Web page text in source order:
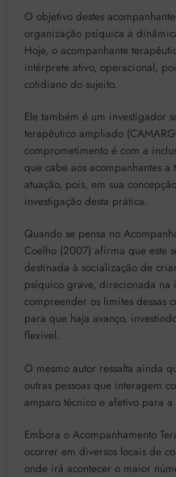
O objetivo destes
organização psíquica à
Hoje, o acompanhante
intérprete ativo, operacional,
cotidiano do sujeito.
Ele também é um investigador
terapêutico ampliado
comprometimento é com a
que cabe aos acompanhantes
atuação, pois, em sua
investigação desta prática.
Quando se pensa no
Coelho (2007) afirma que este
destinada à socialização de
psíquico grave, direcionada na
compreender os limites dessas
para que haja avanço,
flexível.
O mesmo autor ressalta ainda
outras pessoas que interagem
amparo técnico e afetivo para
Embora o Acompanhamento
ocorrer em diversos locais de
onde irá acontecer o maior